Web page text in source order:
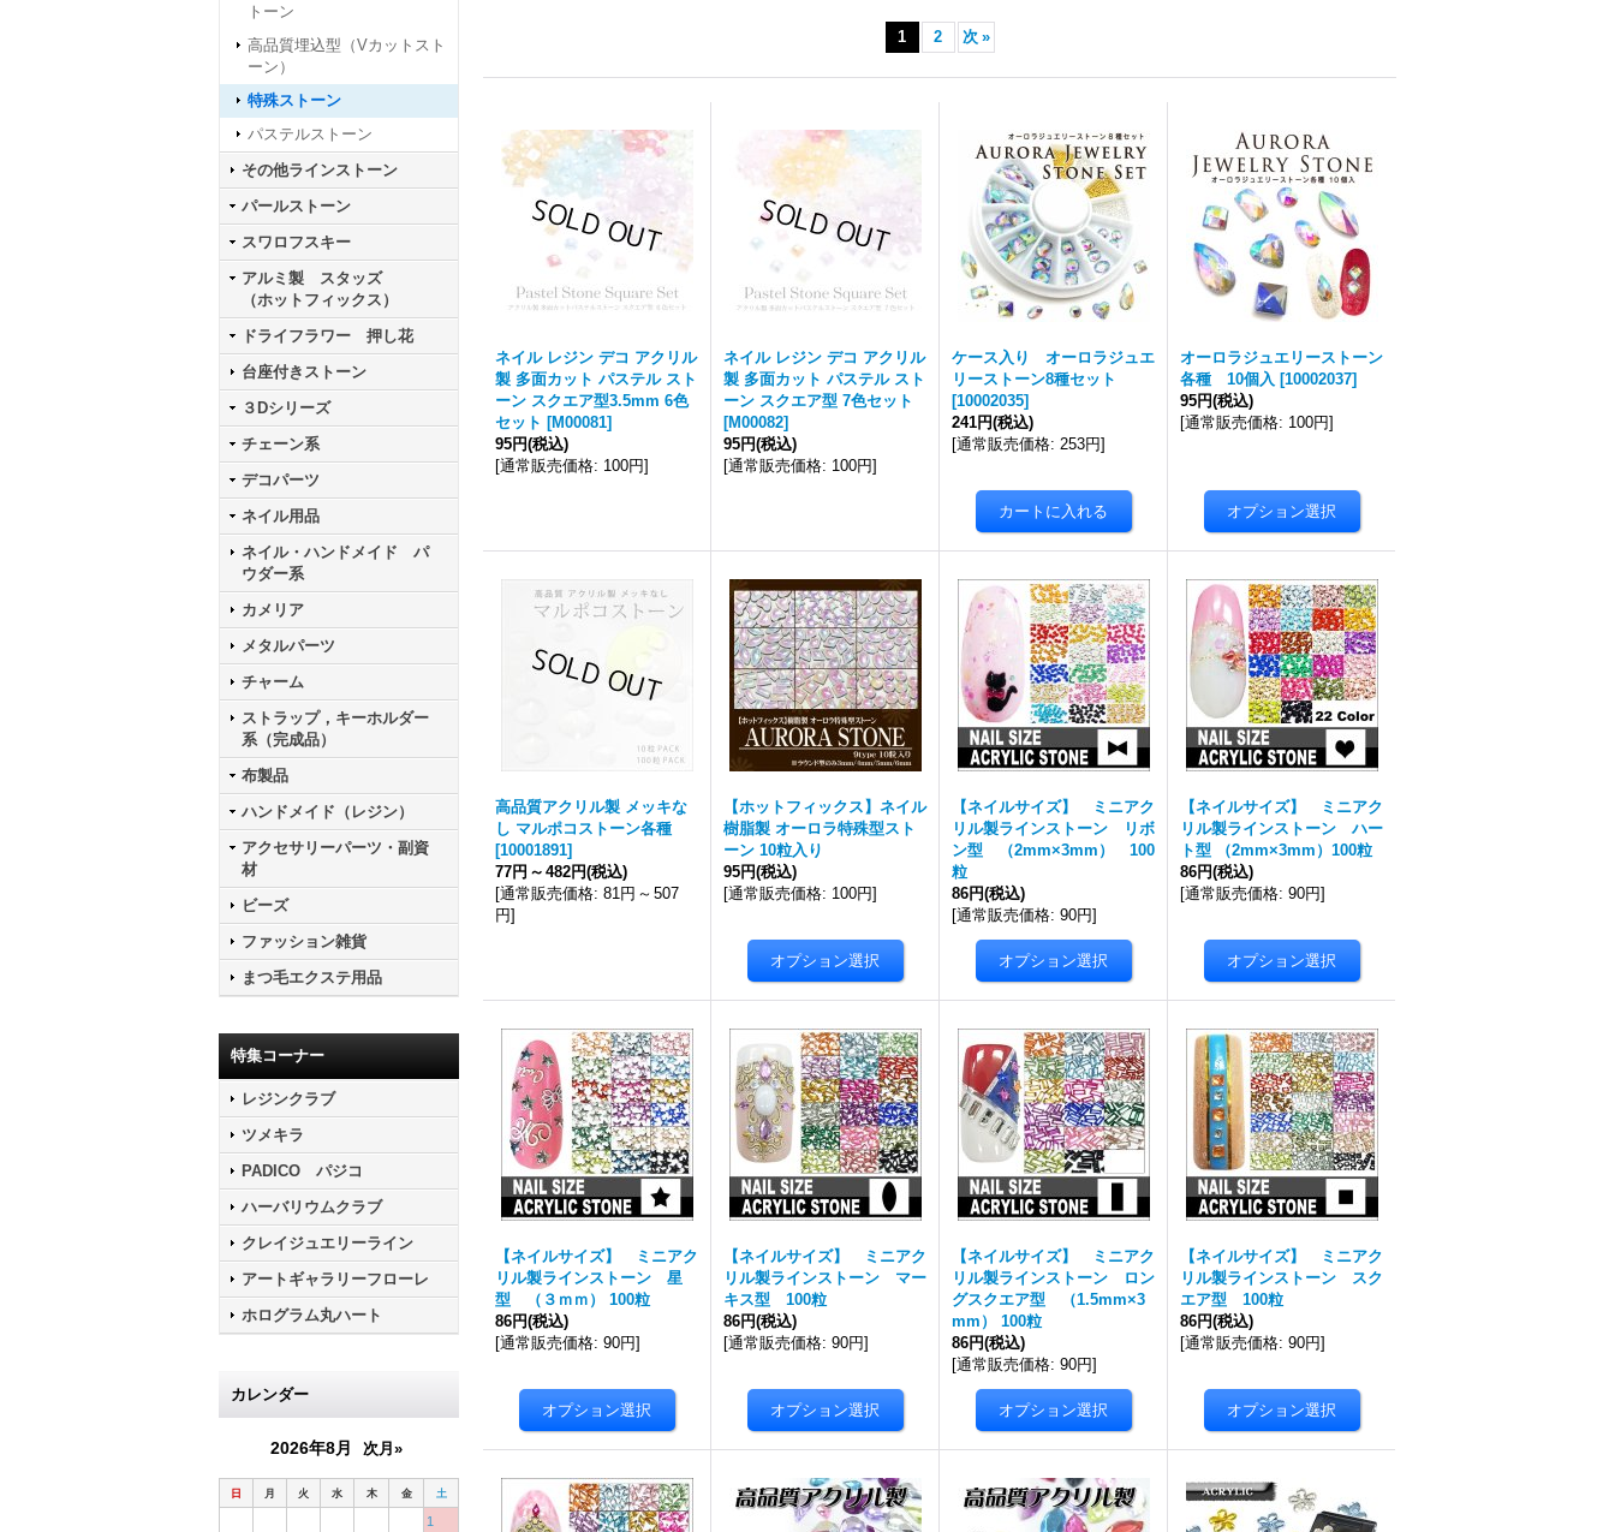
トーン
高品質埋込型（Vカットスト
ーン）
特殊ストーン
パステルストーン
その他ラインストーン
パールストーン
スワロフスキー
アルミ製 スタッズ
（ホットフィックス）
ドライフラワー 押し花
台座付きストーン
３Dシリーズ
チェーン系
デコパーツ
ネイル用品
ネイル・ハンドメイド パ
ウダー系
カメリア
メタルパーツ
チャーム
ストラップ，キーホルダー
系（完成品）
布製品
ハンドメイド（レジン）
アクセサリーパーツ・副資
材
ビーズ
ファッション雑貨
まつ毛エクステ用品
特集コーナー
レジンクラブ
ツメキラ
PADICO パジコ
ハーバリウムクラブ
クレイジュエリーライン
アートギャラリーフローレ
ホログラム丸ハート
カレンダー
2026年8月 次月»
日 月 火 水 木 金 土
1
1 2 次 »
ネイル レジン デコ アクリル
製 多面カット パステル スト
ーン スクエア型3.5mm 6色
セット [M00081]
95円(税込)
[通常販売価格: 100円]
ネイル レジン デコ アクリル
製 多面カット パステル スト
ーン スクエア型 7色セット
[M00082]
95円(税込)
[通常販売価格: 100円]
ケース入り オーロラジュエ
リーストーン8種セット
[10002035]
241円(税込)
[通常販売価格: 253円]
オーロラジュエリーストーン
各種 10個入 [10002037]
95円(税込)
[通常販売価格: 100円]
高品質アクリル製 メッキな
し マルポコストーン各種
[10001891]
77円 ～ 482円(税込)
[通常販売価格: 81円 ～ 507
円]
【ホットフィックス】ネイル
樹脂製 オーロラ特殊型スト
ーン 10粒入り
95円(税込)
[通常販売価格: 100円]
【ネイルサイズ】 ミニアク
リル製ラインストーン リボ
ン型 （2mm×3mm） 100
粒
86円(税込)
[通常販売価格: 90円]
【ネイルサイズ】 ミニアク
リル製ラインストーン ハー
ト型 （2mm×3mm）100粒
86円(税込)
[通常販売価格: 90円]
【ネイルサイズ】 ミニアク
リル製ラインストーン 星
型 （３ｍｍ） 100粒
86円(税込)
[通常販売価格: 90円]
【ネイルサイズ】 ミニアク
リル製ラインストーン マー
キス型 100粒
86円(税込)
[通常販売価格: 90円]
【ネイルサイズ】 ミニアク
リル製ラインストーン ロン
グスクエア型 （1.5mm×3
mm） 100粒
86円(税込)
[通常販売価格: 90円]
【ネイルサイズ】 ミニアク
リル製ラインストーン スク
エア型 100粒
86円(税込)
[通常販売価格: 90円]